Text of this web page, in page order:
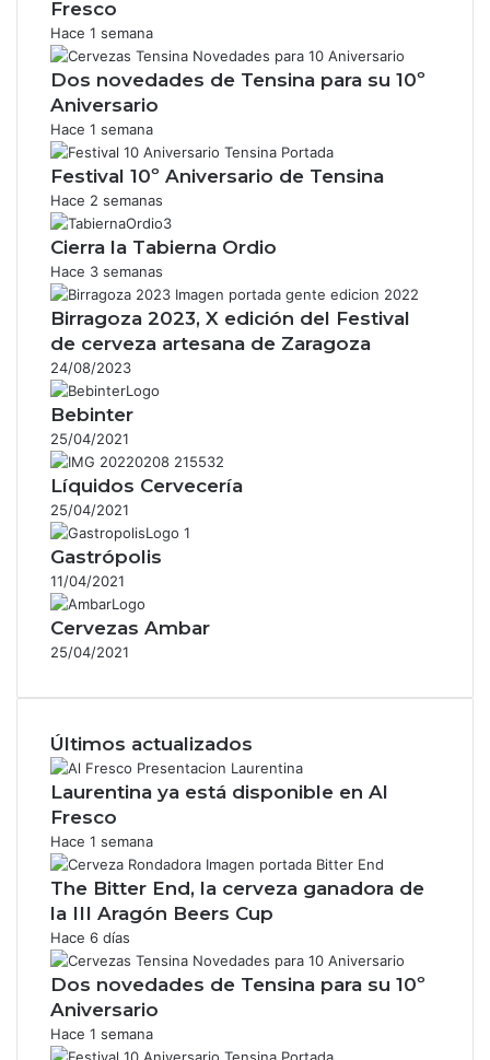
Fresco
Hace 1 semana
Dos novedades de Tensina para su 10º
Aniversario
Hace 1 semana
Festival 10º Aniversario de Tensina
Hace 2 semanas
Cierra la Tabierna Ordio
Hace 3 semanas
Birragoza 2023, X edición del Festival
de cerveza artesana de Zaragoza
24/08/2023
Bebinter
25/04/2021
Líquidos Cervecería
25/04/2021
Gastrópolis
11/04/2021
Cervezas Ambar
25/04/2021
Últimos actualizados
Laurentina ya está disponible en Al
Fresco
Hace 1 semana
The Bitter End, la cerveza ganadora de
la III Aragón Beers Cup
Hace 6 días
Dos novedades de Tensina para su 10º
Aniversario
Hace 1 semana